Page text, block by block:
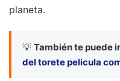
planeta.
💡 También te puede
del torete pelicula